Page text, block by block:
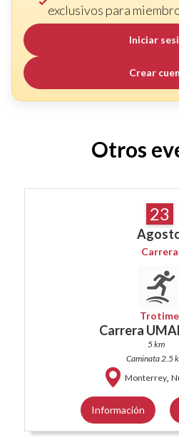
exclusivos para
Iniciar
Crear
Otros
23
Carrera
Trotime
Carrera
5 km
Caminata 2.5
Monterrey,
Información